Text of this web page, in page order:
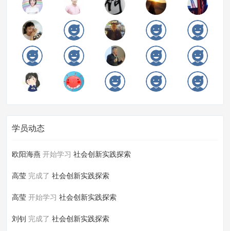
学员动态
欧阳海燕 开始学习 社会创新实践探索
高莹 完成了 社会创新实践探索
高莹 开始学习 社会创新实践探索
刘钊 完成了 社会创新实践探索